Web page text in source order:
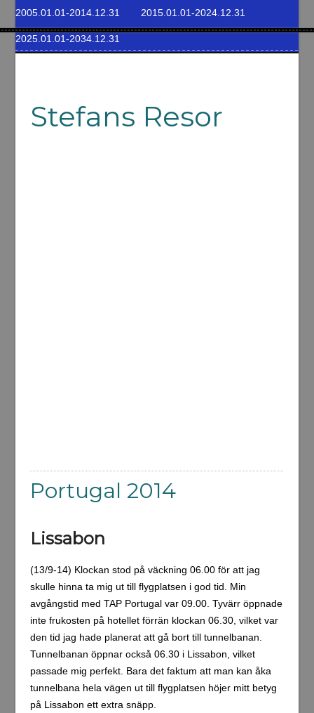
2005.01.01-2014.12.31 2015.01.01-2024.12.31
2025.01.01-2034.12.31
Stefans Resor
Portugal 2014
Lissabon
(13/9-14) Klockan stod på väckning 06.00 för att jag
skulle hinna ta mig ut till flygplatsen i god tid. Min
avgångstid med TAP Portugal var 09.00. Tyvärr öppnade
inte frukosten på hotellet förrän klockan 06.30, vilket var
den tid jag hade planerat att gå bort till tunnelbanan.
Tunnelbanan öppnar också 06.30 i Lissabon, vilket
passade mig perfekt. Bara det faktum att man kan åka
tunnelbana hela vägen ut till flygplatsen höjer mitt betyg
på Lissabon ett extra snäpp.